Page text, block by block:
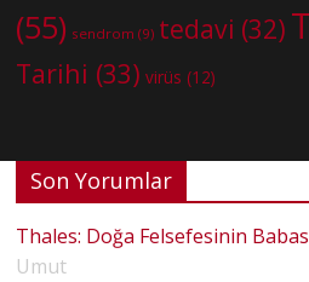
(55) sendrom (9) tedavi (32)
Tarihi (33) virüs (12)
Son Yorumlar
Thales: Doğa Felsefesinin
Umut